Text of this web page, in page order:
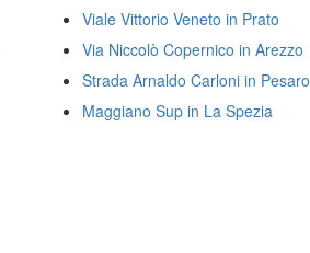
Viale Vittorio Veneto in Prato
Via Niccolò Copernico in Arezzo
Strada Arnaldo Carloni in Pesaro
Maggiano Sup in La Spezia